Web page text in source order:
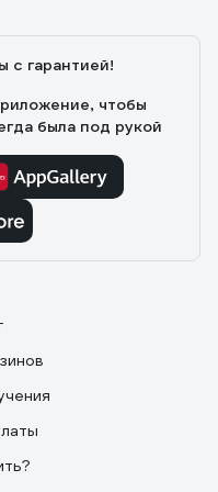
с гарантией!
чтобы
была под рукой